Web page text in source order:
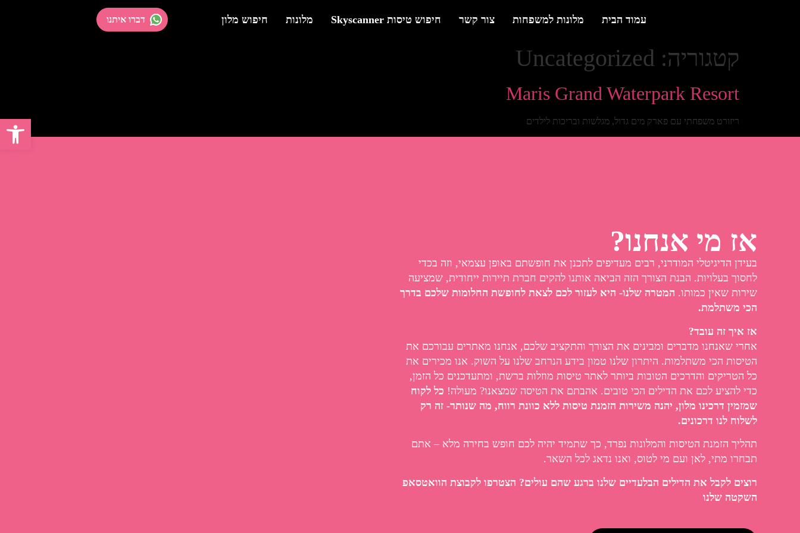
עמוד הבית מלונות למשפחות צור קשר חיפוש טיסות Skyscanner מלונות חיפוש מלון דברו איתנו
קטגוריה: Uncategorized
Maris Grand Waterpark Resort
ריזורט משפחתי עם פארק מים גדול, מגלשות ובריכות לילדים
אז מי אנחנו?
בעידן הדיגיטלי המודרני, רבים מעדיפים לתכנן את חופשתם באופן עצמאי, וזה בכדי
לחסוך בעלויות. הבנת הצורך הזה הביאה אותנו להקים חברת תיירות ייחודית, שמציעה
שירות שאין כמותו. המטרה שלנו- היא לעזור לכם לצאת לחופשת החלומות שלכם בדרך
הכי משתלמת.
אז איך זה עובד?
אחרי שאנחנו מדברים ומבינים את הצורך והתקציב שלכם, אנחנו מאתרים עבורכם את
הטיסות הכי משתלמות. היתרון שלנו טמון בידע הנרחב שלנו על השוק. אנו מכירים את
כל הטריקים והדרכים הטובות ביותר לאתר טיסות מוזלות ברשת, ומתעדכנים כל הזמן,
כדי להציע לכם את הדילים הכי טובים. אהבתם את הטיסה שמצאנו? מעולה! כל לקוח
שמזמין דרכינו מלון, יהנה משירות הזמנת טיסות ללא כוונת רווח, מה שנותר- זה רק
לשלוח לנו דרכונים.
תהליך הזמנת הטיסות והמלונות נפרד, כך שתמיד יהיה לכם חופש בחירה מלא – אתם
תבחרו מתי, לאן ועם מי לטוס, ואנו נדאג לכל השאר.
רוצים לקבל את הדילים הבלעדיים שלנו ברגע שהם עולים? הצטרפו לקבוצת הוואטסאפ
השקטה שלנו